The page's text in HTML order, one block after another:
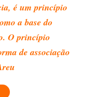
é um princípio
a base do
O princípio
de associação